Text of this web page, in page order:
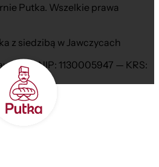
Putka. Wszelkie prawa
z siedzibą w Jawczycach
NIP: 1130005947 — KRS: